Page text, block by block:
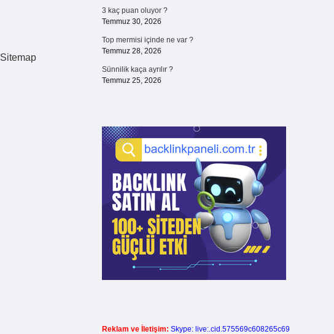
Sitemap
3 kaç puan oluyor ?
Temmuz 30, 2026
Top mermisi içinde ne var ?
Temmuz 28, 2026
Sünnilik kaça ayrılır ?
Temmuz 25, 2026
Reklam ve İletişim: Skype: live:.cid.575569c608265c69